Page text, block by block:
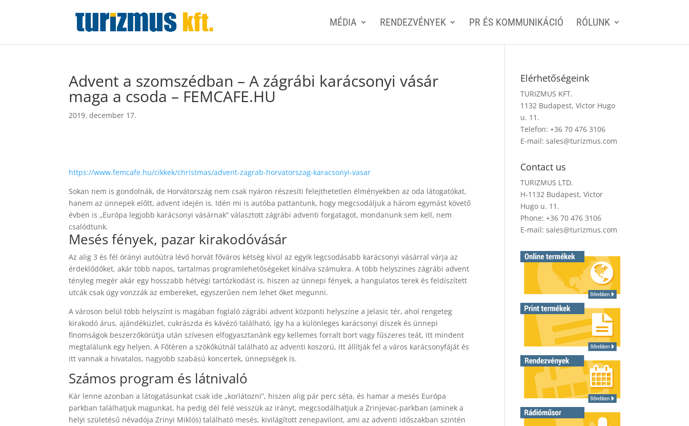
MÉDIA RENDEZVÉNYEK PR ÉS KOMMUNIKÁCIÓ RÓLUNK
Advent a szomszédban – A zágrábi karácsonyi vásár
maga a csoda – FEMCAFE.HU
2019. december 17.
https://www.femcafe.hu/cikkek/christmas/advent-zagrab-horvatorszag-karacsonyi-vasar
Sokan nem is gondolnák, de Horvátország nem csak nyáron részesíti felejthetetlen élményekben az oda látogatókat,
hanem az ünnepek előtt, advent idején is. Idén mi is autóba pattantunk, hogy megcsodáljuk a három egymást követő
évben is „Európa legjobb karácsonyi vásárnak” választott zágrábi adventi forgatagot, mondanunk sem kell, nem
csalódtunk.
Mesés fények, pazar kirakodóvásár
Az alig 3 és fél órányi autóútra lévő horvát főváros kétség kívül az egyik legcsodásabb karácsonyi vásárral várja az
érdeklődőket, akár több napos, tartalmas programlehetőségeket kínálva számukra. A több helyszínes zágrábi advent
tényleg megér akár egy hosszabb hétvégi tartózkodást is, hiszen az ünnepi fények, a hangulatos terek és feldíszített
utcák csak úgy vonzzák az embereket, egyszerűen nem lehet őket megunni.
A városon belül több helyszínt is magában foglaló zágrábi advent központi helyszíne a Jelasic tér, ahol rengeteg
kirakodó árus, ajándéküzlet, cukrászda és kávézó található, így ha a különleges karácsonyi díszek és ünnepi
finomságok beszerzőkörútja után szívesen elfogyasztanánk egy kellemes forralt bort vagy fűszeres teát, itt mindent
megtalálunk egy helyen. A Főtéren a szökőkútnál található az adventi koszorú, itt állítják fel a város karácsonyfáját és
itt vannak a hivatalos, nagyobb szabású koncertek, ünnepségek is.
Számos program és látnivaló
Kár lenne azonban a látogatásunkat csak ide „korlátozni”, hiszen alig pár perc séta, és hamar a mesés Európa
parkban találhatjuk magunkat, ha pedig dél felé vesszük az irányt, megcsodálhatjuk a Zrinjevac-parkban (aminek a
helyi születésű névadója Zrinyi Miklós) található mesés, kivilágított zenepavilont, ami az adventi időszakban szintén
Elérhetőségeink
TURIZMUS KFT.
1132 Budapest, Victor Hugo
u. 11.
Telefon: +36 70 476 3106
E-mail:sales@turizmus.com
Contact us
TURIZMUS LTD.
H-1132 Budapest, Victor
Hugo u. 11.
Phone: +36 70 476 3106
E-mail:sales@turizmus.com